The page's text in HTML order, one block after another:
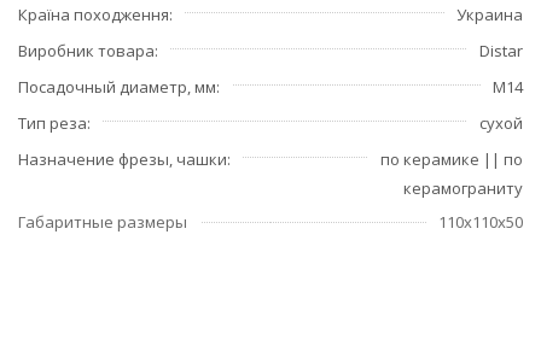
Країна походження
Украина
Виробник товара
Distar
Посадочный диаметр, мм
М14
Тип реза
сухой
Назначение фрезы, чашки
по керамике || по
керамограниту
Габаритные размеры
110х110х50